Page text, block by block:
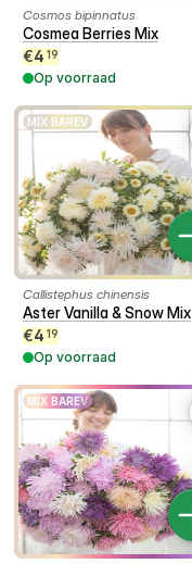
Cosmos bipinnatus
Cosmea Berries Mix
€4 19
Op voorraad
MIX BAREV
Callistephus chinensis
Aster Vanilla & Snow Mix
€4 19
Op voorraad
MIX BAREV